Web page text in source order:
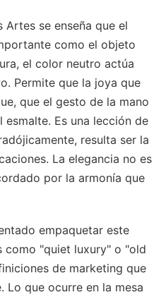
Artes se enseña que el
como el objeto
el color neutro actúa
Permite que la joya que
que el gesto de la mano
Es una lección de
resulta ser la
La elegancia no es
por la armonía que
empaquetar este
como "quiet luxury" o "old
de marketing que
Lo que ocurre en la mesa